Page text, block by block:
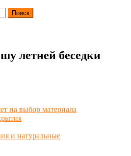
летней беседки
на выбор материала
и натуральные